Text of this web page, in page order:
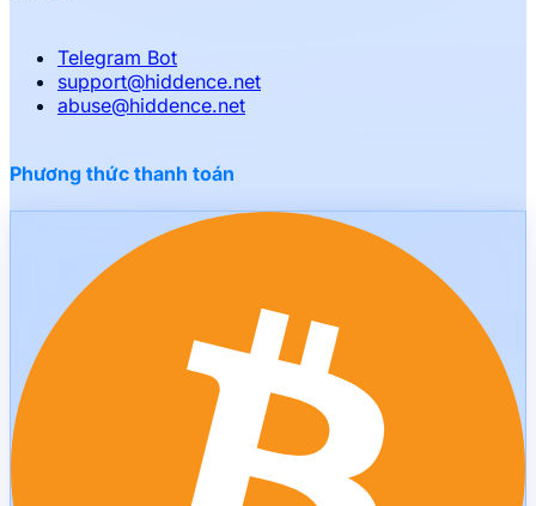
Telegram Bot
support@hiddence.net
abuse@hiddence.net
Phương thức thanh toán